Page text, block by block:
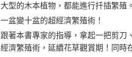
大型的木本植物，都能進行扦插繁殖。
一盆變十盆的超經濟繁殖術！
跟著本書專家的指導，拿起一把剪刀
經濟繁殖術，延續花草觀賞期！同時